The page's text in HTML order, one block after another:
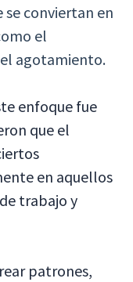
se conviertan en
el
agotamiento.
enfoque fue
que el
en aquellos
trabajo y
patrones,